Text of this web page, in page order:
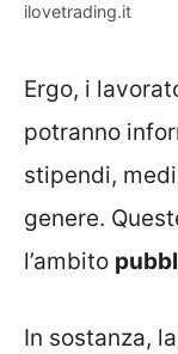
ilovetrading.it
Ergo, i
potranno
stipendi,
genere.
l’ambito
In sostanza,